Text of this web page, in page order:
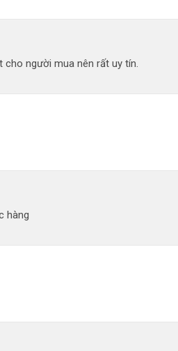
cho người mua nên rất uy tín.
hàng